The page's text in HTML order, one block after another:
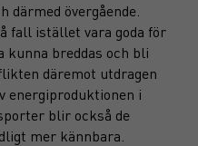
övergående.
fall istället vara goda för
kunna breddas och bli
däremot utdragen
energiproduktionen i
blir också de
mer kännbara.